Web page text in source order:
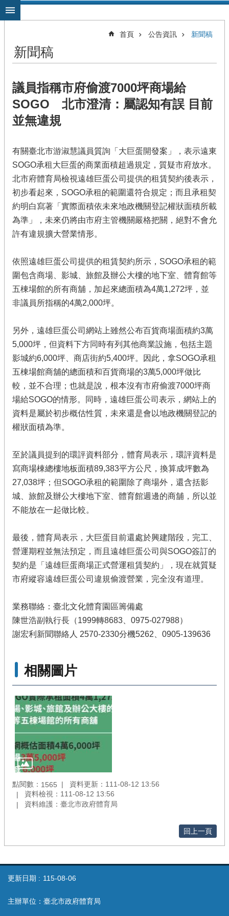
跳到主要內容區塊
首頁 公告資訊 新聞稿
新聞稿
​議員指稱市府偷渡7000坪商場給
SOGO 北市澄清：屬認知有誤 目前
並無違規
有關臺北市游淑慧議員質詢「大巨蛋開發案」，表示遠東
SOGO承租大巨蛋的商業面積超過規定，質疑市府放水。
北市府體育局檢視遠雄巨蛋公司提供的租賃契約後表示，
初步看起來，SOGO承租的範圍還符合規定；而且承租契
約明白寫著「實際面積依未來地政機關登記權狀面積所載
為準」，未來仍將由市府主管機關嚴格把關，絕對不會允
許有違規擴大營業情形。
依照遠雄巨蛋公司提供的租賃契約所示，SOGO承租的範
圍包含商場、影城、旅館及辦公大樓的地下室、體育館等
五棟場館的所有商舖，加起來總面積為4萬1,272坪，並
非議員所指稱的4萬2,000坪。
另外，遠雄巨蛋公司網站上雖然公布百貨商場面積約3萬
5,000坪，但資料下方同時有列其他商業設施，包括主題
影城約6,000坪、商店街約5,400坪。因此，拿SOGO承租
五棟場館商舖的總面積和百貨商場的3萬5,000坪做比
較，並不合理；也就是說，根本沒有市府偷渡7000坪商
場給SOGO的情形。同時，遠雄巨蛋公司表示，網站上的
資料是屬於初步概估性質，未來還是會以地政機關登記的
權狀面積為準。
至於議員提到的環評資料部分，體育局表示，環評資料是
寫商場棟總樓地板面積89,383平方公尺，換算成坪數為
27,038坪；但SOGO承租的範圍除了商場外，還含括影
城、旅館及辦公大樓地下室、體育館週邊的商舖，所以並
不能放在一起做比較。
最後，體育局表示，大巨蛋目前還處於興建階段，完工、
營運期程並無法預定，而且遠雄巨蛋公司與SOGO簽訂的
契約是「遠雄巨蛋商場正式營運租賃契約」，現在就質疑
市府縱容遠雄巨蛋公司違規偷渡營業，完全沒有道理。
業務聯絡：臺北文化體育園區籌備處
陳世浩副執行長（1999轉8683、0975-027988）
謝宏利新聞聯絡人 2570-2330分機5262、0905-139636
相關圖片
點閱數： 1565
資料更新：111-08-12 13:56
資料檢視：111-08-12 13:56
資料維護：臺北市政府體育局
回上一頁
更新日期 115-08-06
主辦單位：臺北市政府體育局